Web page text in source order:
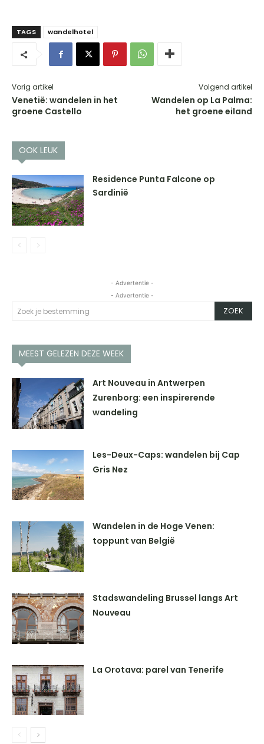
TAGS wandelhotel
Vorig artikel
Venetië: wandelen in het
groene Castello
Volgend artikel
Wandelen op La Palma:
het groene eiland
OOK LEUK
Residence Punta Falcone op
Sardinië
- Advertentie -
- Advertentie -
Zoek je bestemming ZOEK
MEEST GELEZEN DEZE WEEK
Art Nouveau in Antwerpen
Zurenborg: een inspirerende
wandeling
Les-Deux-Caps: wandelen bij Cap
Gris Nez
Wandelen in de Hoge Venen:
toppunt van België
Stadswandeling Brussel langs Art
Nouveau
La Orotava: parel van Tenerife